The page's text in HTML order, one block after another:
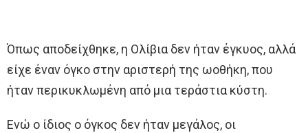
Όπως αποδείχθηκε, η Ολίβια δεν ήταν έγκυος, αλλά
είχε έναν όγκο στην αριστερή της ωοθήκη, που
ήταν περικυκλωμένη από μια τεράστια κύστη.
Ενώ ο ίδιος ο όγκος δεν ήταν μεγάλος, οι